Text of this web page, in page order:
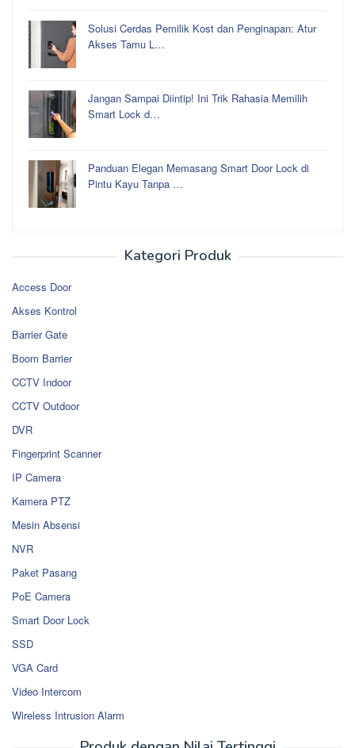
Solusi Cerdas Pemilik Kost dan Penginapan: Atur
Akses Tamu L…
Jangan Sampai Diintip! Ini Trik Rahasia Memilih
Smart Lock d…
Panduan Elegan Memasang Smart Door Lock di
Pintu Kayu Tanpa …
Kategori Produk
Access Door
Akses Kontrol
Barrier Gate
Boom Barrier
CCTV Indoor
CCTV Outdoor
DVR
Fingerprint Scanner
IP Camera
Kamera PTZ
Mesin Absensi
NVR
Paket Pasang
PoE Camera
Smart Door Lock
SSD
VGA Card
Video Intercom
Wireless Intrusion Alarm